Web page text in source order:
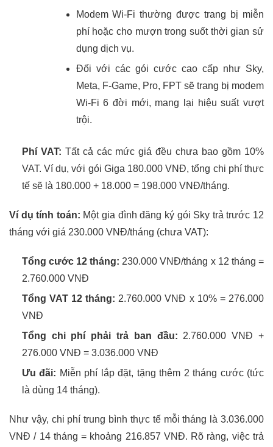
Modem Wi-Fi thường được trang bị miễn
phí hoặc cho mượn trong suốt thời gian sử
dụng dịch vụ.
Đối với các gói cước cao cấp như Sky,
Meta, F-Game, Pro, FPT sẽ trang bị modem
Wi-Fi 6 đời mới, mang lại hiệu suất vượt
trội.
Phí VAT: Tất cả các mức giá đều chưa bao gồm 10%
VAT. Ví dụ, với gói Giga 180.000 VNĐ, tổng chi phí thực
tế sẽ là 180.000 + 18.000 = 198.000 VNĐ/tháng.
Ví dụ tính toán: Một gia đình đăng ký gói Sky trả trước 12
tháng với giá 230.000 VNĐ/tháng (chưa VAT):
Tổng cước 12 tháng: 230.000 VNĐ/tháng x 12 tháng =
2.760.000 VNĐ
Tổng VAT 12 tháng: 2.760.000 VNĐ x 10% = 276.000
VNĐ
Tổng chi phí phải trả ban đầu: 2.760.000 VNĐ +
276.000 VNĐ = 3.036.000 VNĐ
Ưu đãi: Miễn phí lắp đặt, tặng thêm 2 tháng cước (tức
là dùng 14 tháng).
Như vậy, chi phí trung bình thực tế mỗi tháng là 3.036.000
VNĐ / 14 tháng = khoảng 216.857 VNĐ. Rõ ràng, việc trả